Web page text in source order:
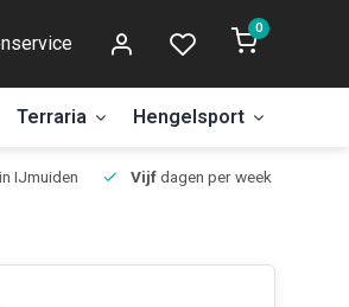
0
Terraria Hengelsport
in IJmuiden Vijfdagen per week open.